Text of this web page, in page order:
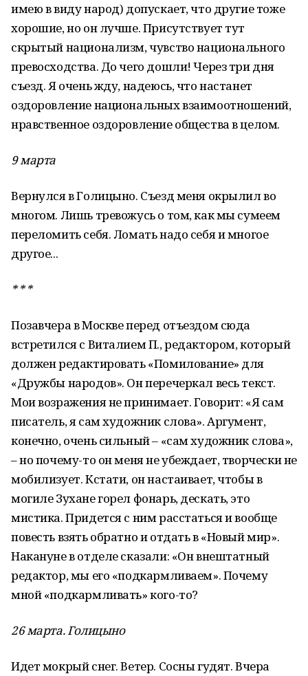
имею в виду народ) допускает, что другие тоже
хорошие, но он лучше. Присутствует тут
скрытый национализм, чувство национального
превосходства. До чего дошли! Через три дня
съезд. Я очень жду, надеюсь, что настанет
оздоровление национальных взаимоотношений,
нравственное оздоровление общества в целом.
9 марта
Вернулся в Голицыно. Съезд меня окрылил во
многом. Лишь тревожусь о том, как мы сумеем
переломить себя. Ломать надо себя и многое
другое...
* * *
Позавчера в Москве перед отъездом сюда
встретился с Виталием П., редактором, который
должен редактировать «Помилование» для
«Дружбы народов». Он перечеркал весь текст.
Мои возражения не принимает. Говорит: «Я сам
писатель, я сам художник слова». Аргумент,
конечно, очень сильный – «сам художник слова»,
– но почему-то он меня не убеждает, творчески не
мобилизует. Кстати, он настаивает, чтобы в
могиле Зухане горел фонарь, дескать, это
мистика. Придется с ним расстаться и вообще
повесть взять обратно и отдать в «Новый мир».
Накануне в отделе сказали: «Он внештатный
редактор, мы его «подкармливаем». Почему
мной «подкармливать» кого-то?
26 марта. Голицыно
Идет мокрый снег. Ветер. Сосны гудят. Вчера